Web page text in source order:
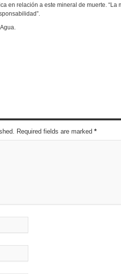
en relación a este mineral de muerte. “La
Required fields are marked *